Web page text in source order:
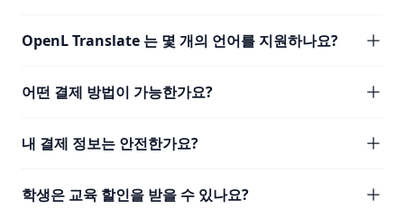
OpenL Translate 는 몇 개의 언어를 지원하나요?
어떤 결제 방법이 가능한가요?
내 결제 정보는 안전한가요?
학생은 교육 할인을 받을 수 있나요?